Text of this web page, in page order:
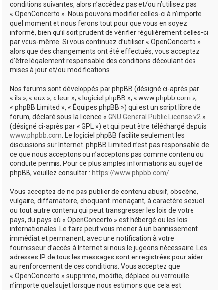
conditions suivantes, alors n’accédez pas et/ou n’utilisez pas
« OpenConcerto ». Nous pouvons modifier celles-ci à n’importe
quel moment et nous ferons tout pour que vous en soyez
informé, bien qu’il soit prudent de vérifier régulièrement celles-ci
par vous-même. Si vous continuez d’utiliser « OpenConcerto »
alors que des changements ont été effectués, vous acceptez
d’être légalement responsable des conditions découlant des
mises à jour et/ou modifications.
Nos forums sont développés par phpBB (désigné ci-après par
« ils », « eux », « leur », « logiciel phpBB », « www.phpbb.com »,
« phpBB Limited », « Équipes phpBB ») qui est un script libre de
forum, déclaré sous la licence « GNU General Public License v2 »
(désigné ci-après par « GPL ») et qui peut être téléchargé depuis
www.phpbb.com. Le logiciel phpBB facilite seulement les
discussions sur Internet. phpBB Limited n’est pas responsable de
ce que nous acceptons ou n’acceptons pas comme contenu ou
conduite permis. Pour de plus amples informations au sujet de
phpBB, veuillez consulter : https://www.phpbb.com/.
Vous acceptez de ne pas publier de contenu abusif, obscène,
vulgaire, diffamatoire, choquant, menaçant, à caractère sexuel
ou tout autre contenu qui peut transgresser les lois de votre
pays, du pays où « OpenConcerto » est hébergé ou les lois
internationales. Le faire peut vous mener à un bannissement
immédiat et permanent, avec une notification à votre
fournisseur d’accès à Internet si nous le jugeons nécessaire. Les
adresses IP de tous les messages sont enregistrées pour aider
au renforcement de ces conditions. Vous acceptez que
« OpenConcerto » supprime, modifie, déplace ou verrouille
n’importe quel sujet lorsque nous estimons que cela est